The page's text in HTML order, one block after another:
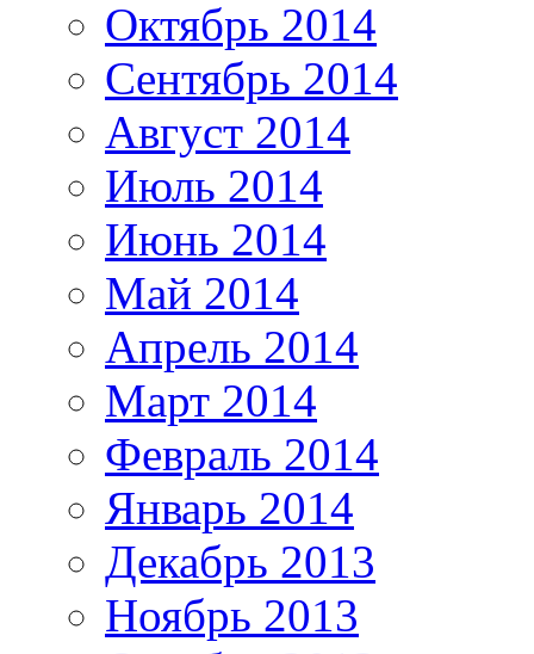
Октябрь 2014
Сентябрь 2014
Август 2014
Июль 2014
Июнь 2014
Май 2014
Апрель 2014
Март 2014
Февраль 2014
Январь 2014
Декабрь 2013
Ноябрь 2013